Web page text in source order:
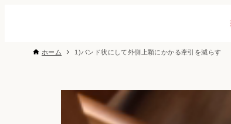
ホーム 1)バンド状にして外側上顆にかかる牽引を減らす